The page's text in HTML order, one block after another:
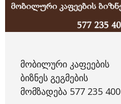
ᲛᲝᲑᲘᲚᲣᲠᲘ ᲙᲐᲤᲔᲔᲑᲘᲡ
ᲑᲘᲖᲜᲔᲡ ᲒᲔᲒᲛᲔᲑᲘᲡ
ᲛᲝᲛᲖᲐᲓᲔᲑᲐ 577 235 400